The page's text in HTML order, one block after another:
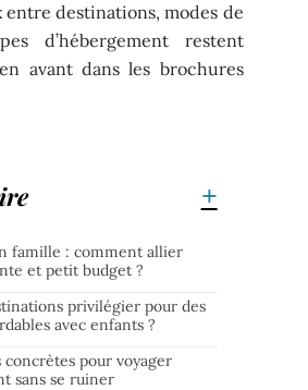
destinations, modes de
d’hébergement restent
avant dans les brochures
famille : comment allier
et petit budget ?
privilégier pour des
avec enfants ?
concrètes pour voyager
sans se ruiner